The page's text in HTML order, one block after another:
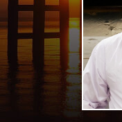
座
敷
利